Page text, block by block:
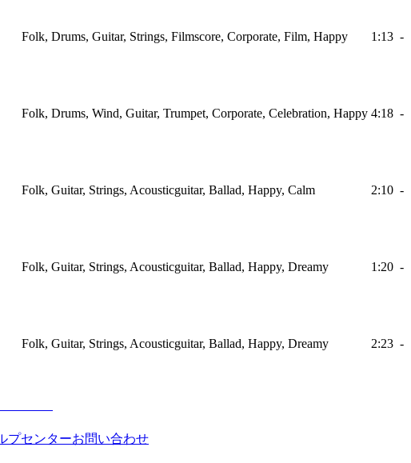
Folk, Drums, Guitar, Strings, Filmscore, Corporate, Film, Happy 1:13 -
Folk, Drums, Wind, Guitar, Trumpet, Corporate, Celebration, Happy 4:18 -
Folk, Guitar, Strings, Acousticguitar, Ballad, Happy, Calm 2:10 -
Folk, Guitar, Strings, Acousticguitar, Ballad, Happy, Dreamy 1:20 -
Folk, Guitar, Strings, Acousticguitar, Ballad, Happy, Dreamy 2:23 -
プセンターお問い合わせ